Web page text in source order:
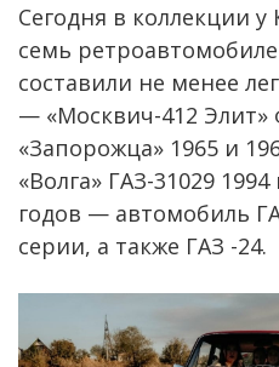
Сегодня в коллекции
семь
составили не менее
— «Москвич-412 Элит»
«Запорожца» 1965 и
«Волга» ГАЗ-31029
годов — автомобиль
серии, а также ГАЗ -24.